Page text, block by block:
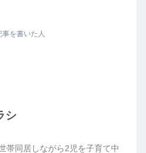
事を書いた人
シ
帯同居しながら2児を子育て中